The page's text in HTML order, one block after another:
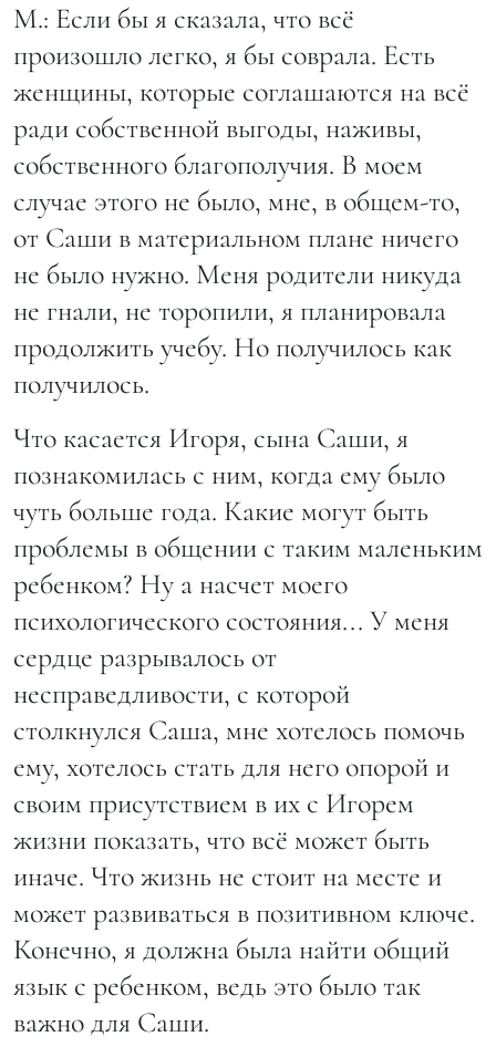
М.: Если бы я сказала, что всё
произошло легко, я бы соврала. Есть
женщины, которые соглашаются на всё
ради собственной выгоды, наживы,
собственного благополучия. В моем
случае этого не было, мне, в общем-то,
от Саши в материальном плане ничего
не было нужно. Меня родители никуда
не гнали, не торопили, я планировала
продолжить учебу. Но получилось как
получилось.
Что касается Игоря, сына Саши, я
познакомилась с ним, когда ему было
чуть больше года. Какие могут быть
проблемы в общении с таким маленьким
ребенком? Ну а насчет моего
психологического состояния... У меня
сердце разрывалось от
несправедливости, с которой
столкнулся Саша, мне хотелось помочь
ему, хотелось стать для него опорой и
своим присутствием в их с Игорем
жизни показать, что всё может быть
иначе. Что жизнь не стоит на месте и
может развиваться в позитивном ключе.
Конечно, я должна была найти общий
язык с ребенком, ведь это было так
важно для Саши.